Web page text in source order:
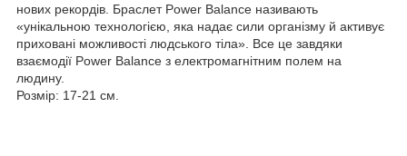
нових рекордів. Браслет Power Balance називають
«унікальною технологією, яка надає сили організму й активує
приховані можливості людського тіла». Все це завдяки
взаємодії Power Balance з електромагнітним полем на
людину.
Розмір: 17-21 см.